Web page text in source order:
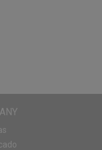
¿Quién quiere uno?